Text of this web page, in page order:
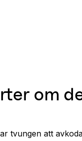
om
tvungen att